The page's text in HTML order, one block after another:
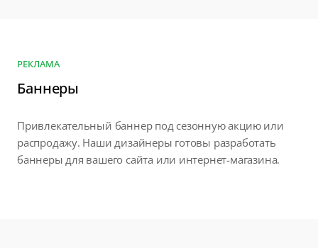
РЕКЛАМА
Баннеры
Привлекательный баннер под сезонную акцию или
распродажу. Наши дизайнеры готовы разработать
баннеры для вашего сайта или интернет-магазина.